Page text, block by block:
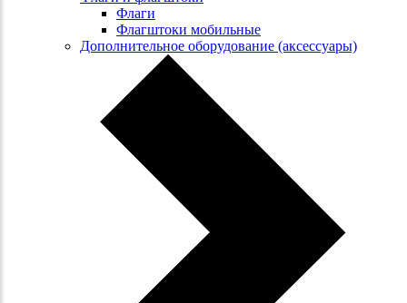
Флаги
Флагштоки мобильные
Дополнительное оборудование (аксессуары)